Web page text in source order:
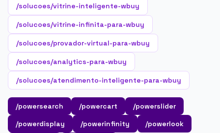
/solucoes/vitrine-inteligente-wbuy
/solucoes/vitrine-infinita-para-wbuy
/solucoes/provador-virtual-para-wbuy
/solucoes/analytics-para-wbuy
/solucoes/atendimento-inteligente-para-wbuy
/powersearch /powercart
/powerslider
/powerdisplay
/powerinfinity
/powerlook